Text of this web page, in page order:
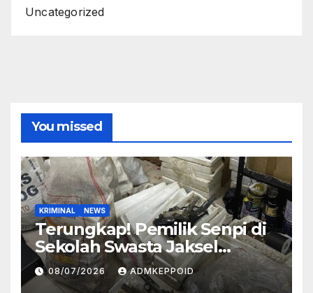
Uncategorized
You missed
KRIMINAL NEWS
Terungkap! Pemilik Senpi di
Sekolah Swasta Jaksel
Ternyata Direktur
Perusahaan Airsoft Gun
08/07/2026 ADMKEPPOID